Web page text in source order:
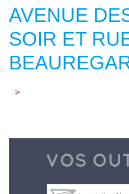
AVENUE
SOIR ET
>